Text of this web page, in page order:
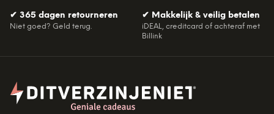
✔ 365 dagen retourneren
Niet goed? Geld terug.
✔ Makkelijk & veilig betalen
iDEAL, creditcard of achteraf met
Billink